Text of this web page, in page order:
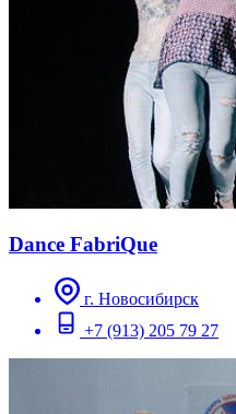
Dance FabriQue
г. Новосибирск
+7 (913) 205 79 27